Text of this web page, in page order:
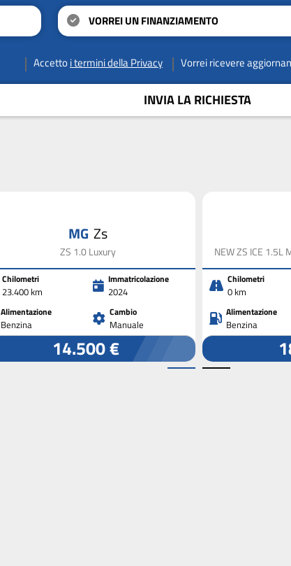
VORREI UN FINANZIAMENTO
Accettoi termini della Privacy Vorrei ricevere
INVIA LA RICHIESTA
MG Zs
ZS 1.0 Luxury
Chilometri
23.400 km
Immatricolazione
2024
Alimentazione
Benzina
Cambio
Manuale
14.500 €
NEW ZS ICE 1.5L
Chilometri
0 km
Alimentazione
Benzina